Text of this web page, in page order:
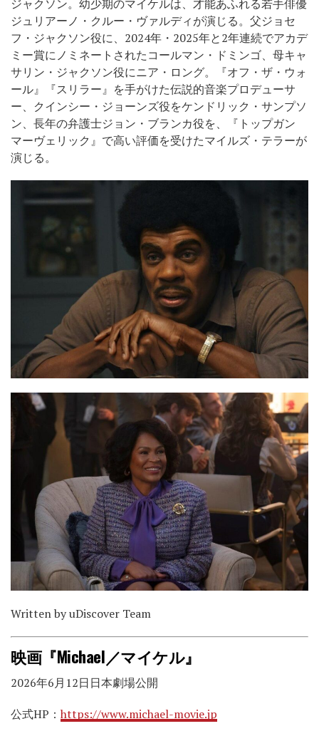
ジャクソン。幼少期のマイケルは、才能あふれる若手俳優
ジュリアーノ・クルー・ヴァルディが演じる。父ジョセ
フ・ジャクソン役に、2024年・2025年と2年連続でアカデ
ミー賞にノミネートされたコールマン・ドミンゴ、母キャ
サリン・ジャクソン役にニア・ロング。『オフ・ザ・ウォ
ール』『スリラー』を手がけた伝説的音楽プロデューサ
ー、クインシー・ジョーンズ役をケンドリック・サンプソ
ン、長年の弁護士ジョン・ブランカ役を、『トップガン
マーヴェリック』で高い評価を受けたマイルズ・テラーが
演じる。
Written by uDiscover Team
映画『Michael／マイケル』
2026年6月12日日本劇場公開
公式HP： https://www.michael-movie.jp